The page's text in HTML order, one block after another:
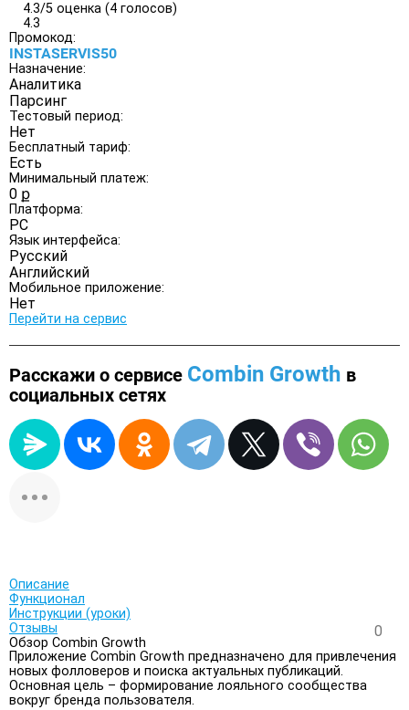
4.3/5 оценка (4 голосов)
4.3
Промокод:
INSTASERVIS50
Назначение:
Аналитика
Парсинг
Тестовый период:
Нет
Бесплатный тариф:
Есть
Минимальный платеж:
0 ք
Платформа:
PC
Язык интерфейса:
Русский
Английский
Мобильное приложение:
Нет
Перейти на сервис
Расскажи о сервисе Combin Growth в
социальных сетях
Описание
Функционал
Инструкции (уроки)
Отзывы
0
Обзор Combin Growth
Приложение Combin Growth предназначено для привлечения
новых фолловеров и поиска актуальных публикаций.
Основная цель – формирование лояльного сообщества
вокруг бренда пользователя.